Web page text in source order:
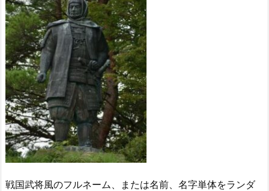
戦国武将風のフルネーム、または名前、名字単体をランダ